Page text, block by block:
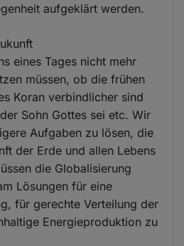
aufgeklärt werden.
eines Tages nicht mehr
müssen, ob die frühen
Koran verbindlicher sind
Sohn Gottes sei etc. Wir
Aufgaben zu lösen, die
der Erde und allen Lebens
die Globalisierung
Lösungen für eine
für gerechte Verteilung der
Energieproduktion zu